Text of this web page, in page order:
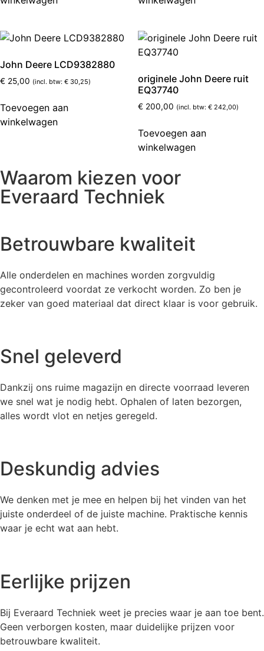
John Deere LCD9382880
€ 25,00 (incl. btw: € 30,25)
Toevoegen aan
winkelwagen
originele John Deere ruit
EQ37740
€ 200,00 (incl. btw: € 242,00)
Toevoegen aan
winkelwagen
Waarom kiezen voor
Everaard Techniek
Betrouwbare kwaliteit
Alle onderdelen en machines worden zorgvuldig
gecontroleerd voordat ze verkocht worden. Zo ben je
zeker van goed materiaal dat direct klaar is voor gebruik.
Snel geleverd
Dankzij ons ruime magazijn en directe voorraad leveren
we snel wat je nodig hebt. Ophalen of laten bezorgen,
alles wordt vlot en netjes geregeld.
Deskundig advies
We denken met je mee en helpen bij het vinden van het
juiste onderdeel of de juiste machine. Praktische kennis
waar je echt wat aan hebt.
Eerlijke prijzen
Bij Everaard Techniek weet je precies waar je aan toe bent.
Geen verborgen kosten, maar duidelijke prijzen voor
betrouwbare kwaliteit.